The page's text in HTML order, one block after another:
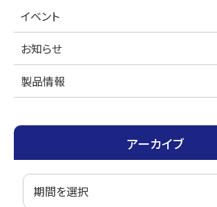
イベント
お知らせ
製品情報
アーカイブ